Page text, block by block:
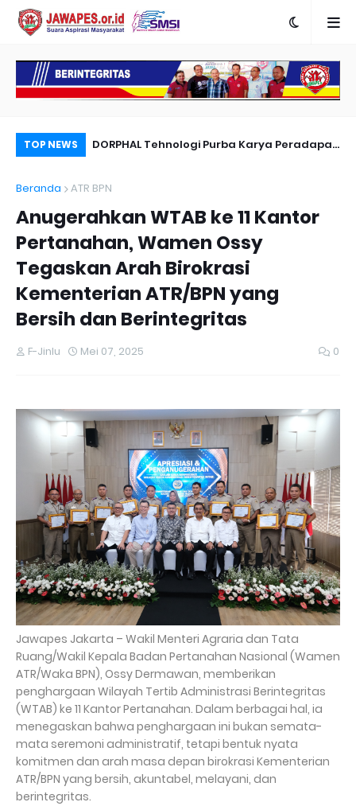
TOP NEWS
DORPHAL Tehnologi Purba Karya
Pemilik Rita Super Mall Purwokerto Gugat
Beranda ATR BPN
Anugerahkan WTAB ke 11 Kantor
Pertanahan, Wamen Ossy
Tegaskan Arah Birokrasi
Kementerian ATR/BPN yang
Bersih dan Berintegritas
F-Jinlu Mei 07, 2025 0
Jawapes Jakarta – Wakil Menteri Agraria dan Tata
Ruang/Wakil Kepala Badan Pertanahan Nasional (Wamen
ATR/Waka BPN), Ossy Dermawan, memberikan
penghargaan Wilayah Tertib Administrasi Berintegritas
(WTAB) ke 11 Kantor Pertanahan. Dalam berbagai hal, ia
menegaskan bahwa penghargaan ini bukan semata-
mata seremoni administratif, tetapi bentuk nyata
komitmen dan arah masa depan birokrasi Kementerian
ATR/BPN yang bersih, akuntabel, melayani, dan
berintegritas.